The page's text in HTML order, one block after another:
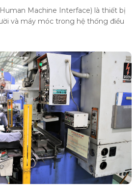
Machine Interface) là thiết bị
và máy móc trong hệ thống điều